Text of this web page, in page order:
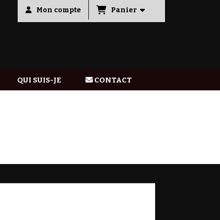
Mon compte Panier
QUI SUIS-JE CONTACT